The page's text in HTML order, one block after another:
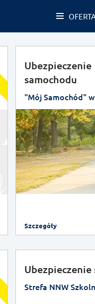
Ubezpieczenie
samochodu
"Mój Samochód"
Szczegóły
Ubezpieczenie
Strefa NNW